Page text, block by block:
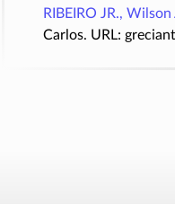
RIBEIRO JR., Wilson
Carlos. URL: